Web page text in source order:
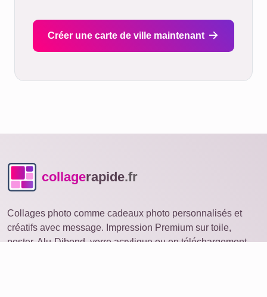
Créer une carte de ville maintenant
collagerapide.fr
Collages photo comme cadeaux photo personnalisés et
créatifs avec message. Impression Premium sur toile,
poster, Alu-Dibond, verre acrylique ou en téléchargement.